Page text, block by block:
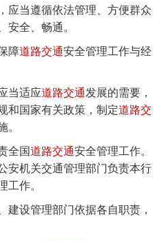
应当遵循依法管理、方便群众
安全、畅通。
障道路交通安全管理工作与经
当适应道路交通发展的需要，
和国家有关政策，制定道路交
全国道路交通安全管理工作。
安机关交通管理部门负责本行
工作。
设管理部门依据各自职责，